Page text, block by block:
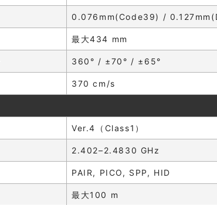
0.076mm(Code39) /
最大434 mm
360° / ±70° / ±65°
370 cm/s
Ver.4（Class1）
2.402–2.4830 GHz
PAIR, PICO, SPP, HID
最大100 m